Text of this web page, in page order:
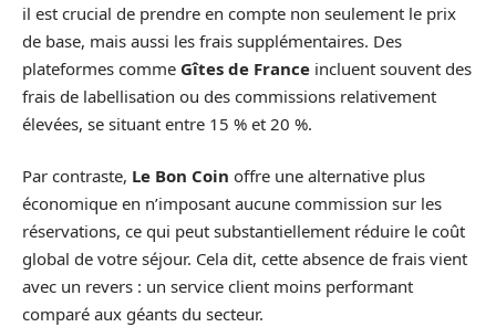
il est crucial de prendre en compte non seulement le prix
de base, mais aussi les frais supplémentaires. Des
plateformes comme Gîtes de France incluent souvent des
frais de labellisation ou des commissions relativement
élevées, se situant entre 15 % et 20 %.
Par contraste, Le Bon Coin offre une alternative plus
économique en n’imposant aucune commission sur les
réservations, ce qui peut substantiellement réduire le coût
global de votre séjour. Cela dit, cette absence de frais vient
avec un revers : un service client moins performant
comparé aux géants du secteur.